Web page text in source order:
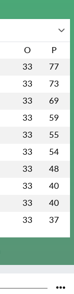
O P
33 77
33 73
33 69
33 59
33 55
33 54
33 48
33 40
33 40
33 37